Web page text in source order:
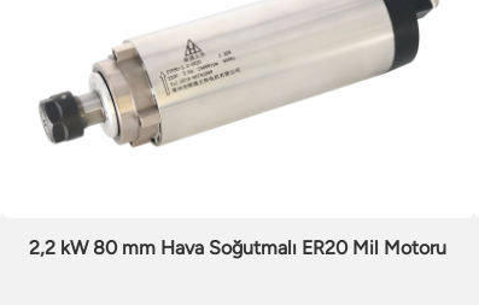
2,2 kW 80 mm Hava Soğutmalı ER20 Mil Motoru